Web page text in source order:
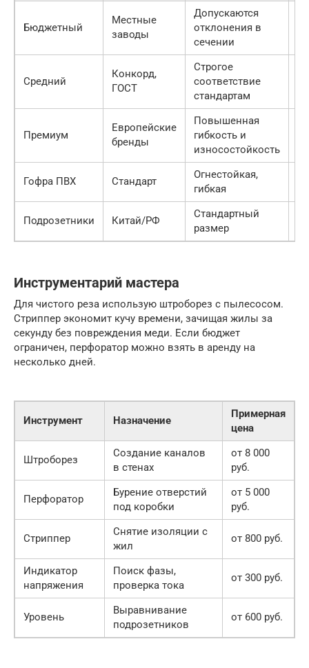
Бюджетный
Местные
заводы
Допускаются
отклонения в
сечении
Средний
Конкорд,
ГОСТ
Строгое
соответствие
стандартам
Премиум
Европейские
бренды
Повышенная
гибкость и
износостойкость
Гофра ПВХ Стандарт
Огнестойкая,
гибкая
Подрозетники Китай/РФ
Стандартный
размер
Инструментарий мастера
Для чистого реза использую штроборез с пылесосом.
Стриппер экономит кучу времени, зачищая жилы за
секунду без повреждения меди. Если бюджет
ограничен, перфоратор можно взять в аренду на
несколько дней.
Инструмент Назначение
Примерная
цена
Штроборез
Создание каналов
в стенах
от 8 000
руб.
Перфоратор
Бурение отверстий
под коробки
от 5 000
руб.
Стриппер
Снятие изоляции с
жил
от 800 руб.
Индикатор
напряжения
Поиск фазы,
проверка тока
от 300 руб.
Уровень
Выравнивание
подрозетников
от 600 руб.